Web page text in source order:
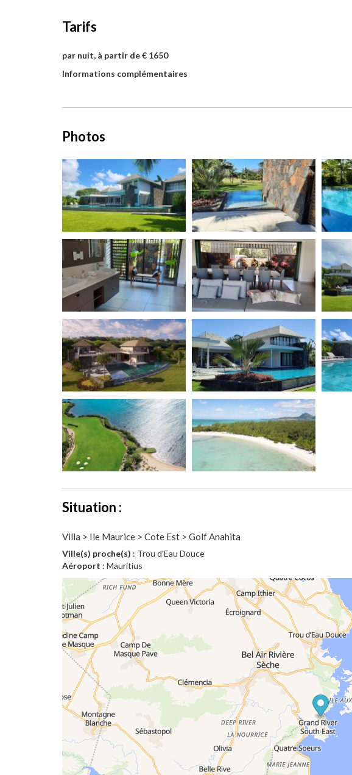
Tarifs
par nuit, à partir de € 1650
Informations complémentaires
Photos
Situation :
Villa > Ile Maurice > Cote Est > Golf Anahita
Ville(s) proche(s) : Trou d'Eau Douce
Aéroport : Mauritius